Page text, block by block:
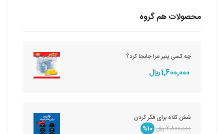
محصولات هم گروه
چه کسی پنیر مرا جابجا کرد؟
1,600,000 ريال
شش کلاه برای فکر کردن
2,800,000 ريال
%10